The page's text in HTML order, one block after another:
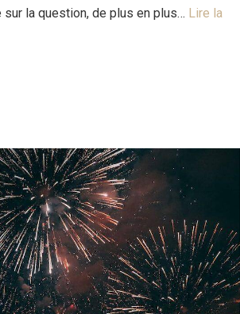
sur la question, de plus en plus… Lire la